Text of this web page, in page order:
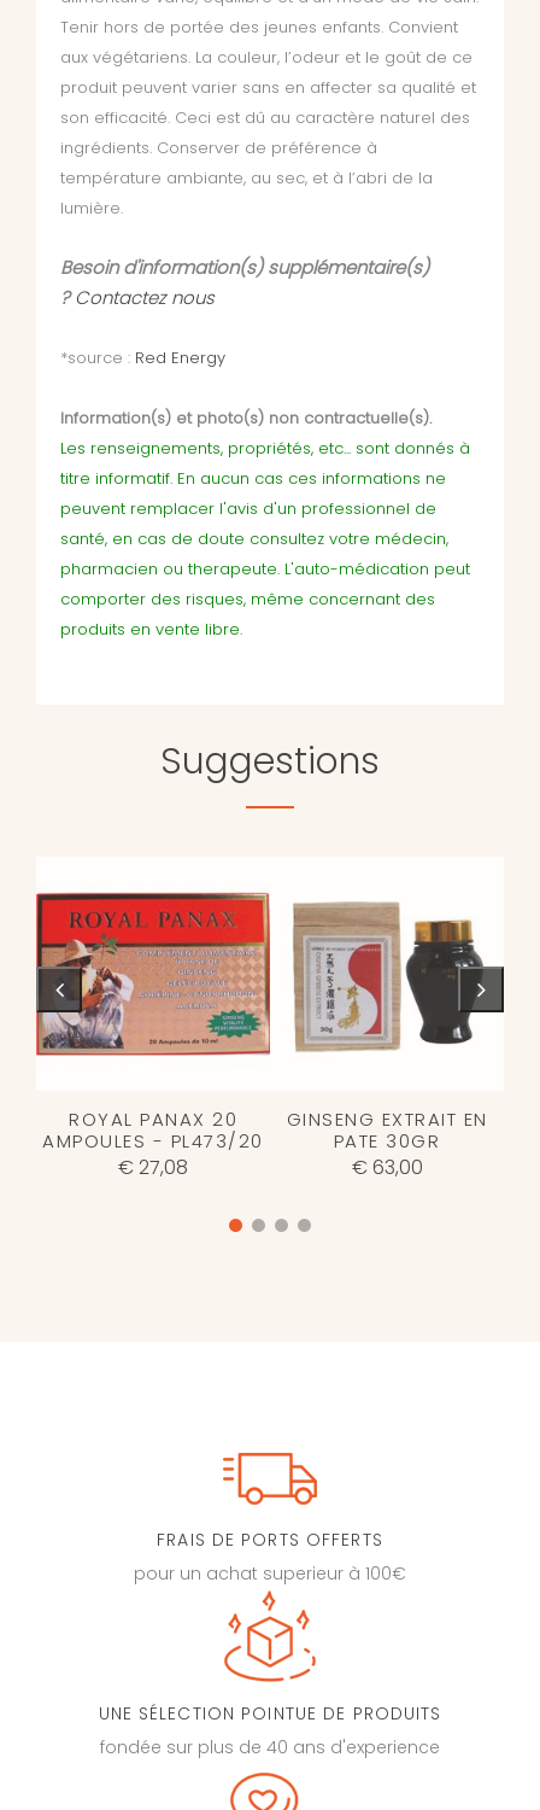
Tenir hors de portée des jeunes enfants. Convient
aux végétariens. La couleur, l’odeur et le goût de ce
produit peuvent varier sans en affecter sa qualité et
son efficacité. Ceci est dû au caractère naturel des
ingrédients. Conserver de préférence à
température ambiante, au sec, et à l’abri de la
lumière.
Besoin d'information(s) supplémentaire(s)
?Contactez nous
*source : Red Energy
Information(s) et photo(s) non contractuelle(s).
Les renseignements, propriétés, etc... sont donnés à
titre informatif. En aucun cas ces informations ne
peuvent remplacer l'avis d'un professionnel de
santé, en cas de doute consultez votre médecin,
pharmacien ou therapeute. L'auto-médication peut
comporter des risques, même concernant des
produits en vente libre.
Suggestions
ROYAL PANAX 20
AMPOULES - PL473/20
€ 27,08
GINSENG EXTRAIT EN
PATE 30GR
€ 63,00
FRAIS DE PORTS OFFERTS
pour un achat superieur à 100€
UNE SÉLECTION POINTUE DE PRODUITS
fondée sur plus de 40 ans d'experience